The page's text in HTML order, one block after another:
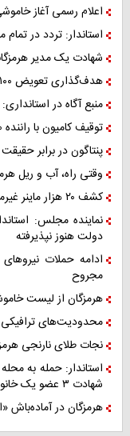
اعلام رسمی آغاز
استاندار: تردد در
شهادت یک مدیر
هدف‌گذاری تعویض ۱۰۰ هزار کولر فرسوده در هرمزگان
منبع آگاه در
توقیف کامیون با راننده ۱۰ ساله در هرمزگان
پنتاگون در برابر
وقتی راه، آب و ریل
کشف ۲۰ هزار ماینر غیرمجاز در هرمزگان
دولت هنوز نپذیرفته
مجروح
هرمزگان از لیست
محدودیت‌های ترافیکی
نجات طلای نارنجی
استاندار: حمله به
شهادت ۳ عضو یک خانواده قشمی
هرمزگان در آماده‌باش